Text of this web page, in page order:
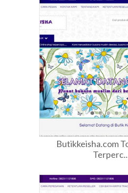
Butikkeisha.com